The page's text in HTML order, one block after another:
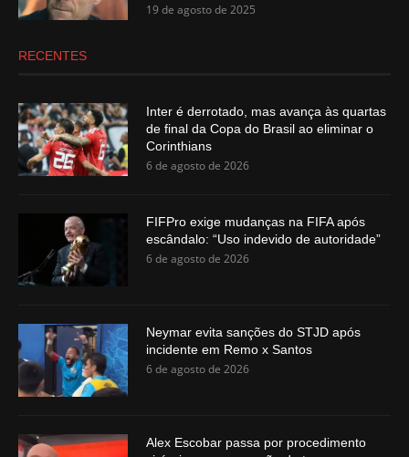
19 de agosto de 2025
RECENTES
Inter é derrotado, mas avança às quartas
de final da Copa do Brasil ao eliminar o
Corinthians
6 de agosto de 2026
FIFPro exige mudanças na FIFA após
escândalo: “Uso indevido de autoridade”
6 de agosto de 2026
Neymar evita sanções do STJD após
incidente em Remo x Santos
6 de agosto de 2026
Alex Escobar passa por procedimento